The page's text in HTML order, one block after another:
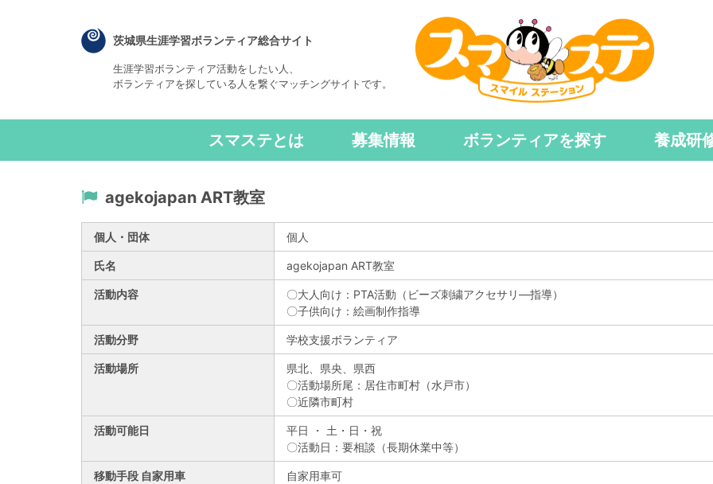
茨城県生涯学習ボランティア総合サイト
生涯学習ボランティア活動をしたい人、
ボランティアを探している人を繋ぐマッチングサイトです。
スマステとは 募集情報 ボランティアを探す 養成研
agekojapan ART教室
個人・団体 個人
氏名 agekojapan ART教室
活動内容
〇大人向け：PTA活動（ビーズ刺繍アクセサリ―指導）
〇子供向け：絵画制作指導
活動分野 学校支援ボランティア
活動場所 県北、 県央、 県西
〇活動場所尾：居住市町村（水戸市）
〇近隣市町村
活動可能日
平日 ・ 土・日・祝
〇活動日：要相談（長期休業中等）
移動手段 自家用車 自家用車可